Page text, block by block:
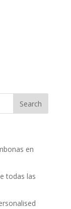
en
todas las